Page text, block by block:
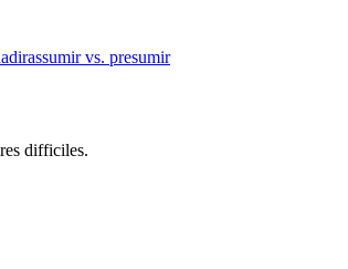
assumir vs. presumir
difficiles.